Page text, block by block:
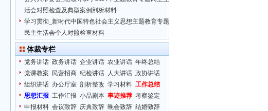
活会对照检查及典型案例剖析材料
学习贯彻_新时代中国特色社会主义思想主题教育专题
民主生活会个人对照检查材料
体裁专栏
党务讲话 政务讲话 企业讲话 农业讲话 年终总结
党课教案
民营招商 纪检讲话 人大讲话 政协讲话
组织讲话 办公厅室 剖析整改 学习材料 工作总结
思想汇报 工作汇报 小品剧本 事迹推荐 考察鉴定
申报材料 会议致辞 庆典致辞 晚会致辞 结婚致辞